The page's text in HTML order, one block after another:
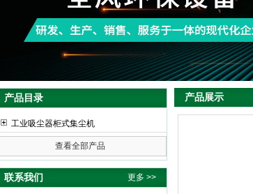
产品目录
工业吸尘器柜式集尘机
查看全部产品
联系我们 更多 >>
产品展示